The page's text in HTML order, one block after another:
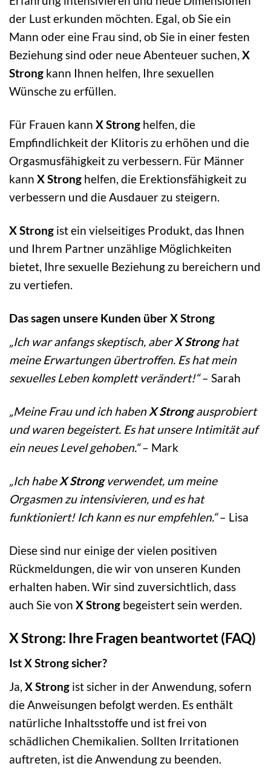
der Lust erkunden möchten. Egal, ob Sie ein
Mann oder eine Frau sind, ob Sie in einer festen
Beziehung sind oder neue Abenteuer suchen, X
Strong kann Ihnen helfen, Ihre sexuellen
Wünsche zu erfüllen.
Für Frauen kann X Strong helfen, die
Empfindlichkeit der Klitoris zu erhöhen und die
Orgasmusfähigkeit zu verbessern. Für Männer
kann X Strong helfen, die Erektionsfähigkeit zu
verbessern und die Ausdauer zu steigern.
X Strong ist ein vielseitiges Produkt, das Ihnen
und Ihrem Partner unzählige Möglichkeiten
bietet, Ihre sexuelle Beziehung zu bereichern und
zu vertiefen.
Das sagen unsere Kunden über X Strong
„Ich war anfangs skeptisch, aberX Stronghat
meine Erwartungen übertroffen. Es hat mein
sexuelles Leben komplett verändert!“– Sarah
„Meine Frau und ich habenX Strongausprobiert
und waren begeistert. Es hat unsere Intimität auf
ein neues Level gehoben.“– Mark
„Ich habeX Strongverwendet, um meine
Orgasmen zu intensivieren, und es hat
funktioniert! Ich kann es nur empfehlen.“– Lisa
Diese sind nur einige der vielen positiven
Rückmeldungen, die wir von unseren Kunden
erhalten haben. Wir sind zuversichtlich, dass
auch Sie von X Strong begeistert sein werden.
X Strong: Ihre Fragen beantwortet (FAQ)
Ist X Strong sicher?
Ja, X Strong ist sicher in der Anwendung, sofern
die Anweisungen befolgt werden. Es enthält
natürliche Inhaltsstoffe und ist frei von
schädlichen Chemikalien. Sollten Irritationen
auftreten, ist die Anwendung zu beenden.